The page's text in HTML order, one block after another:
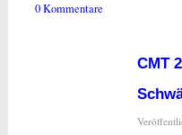
0 Kommentare
CMT